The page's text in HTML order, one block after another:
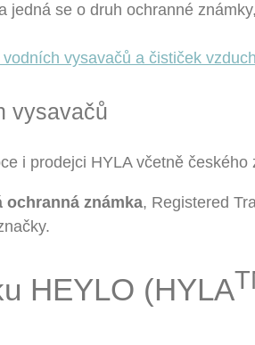
jedná se o druh ochranné
vysavačů
i prodejci HYLA včetně
ochranná známka, Registered
HEYLO (HYLA